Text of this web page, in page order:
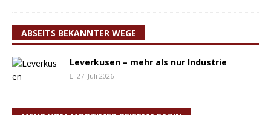
ABSEITS BEKANNTER WEGE
Leverkusen – mehr als nur Industrie
27. Juli 2026